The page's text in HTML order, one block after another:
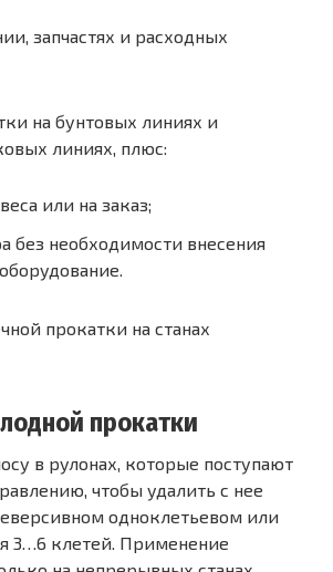
запчастях и расходных
на бунтовых линиях и
линиях, плюс:
или на заказ;
без необходимости внесения
прокатки на станах
прокатки
в рулонах, которые поступают
чтобы удалить с нее
одноклетьевом или
3…6 клетей. Применение